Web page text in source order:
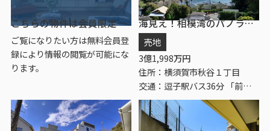
こちらの物件は会員限定物件です。
ご覧になりたい方は無料会員登
録により情報の閲覧が可能にな
ります。
海見え！相模湾のパノラマビューを楽しめます
売地
3億1,998万円
住所：横須賀市秋谷１丁目
交通：逗子駅バス36分 「前田橋」 停歩8分